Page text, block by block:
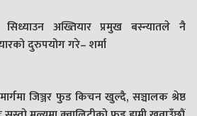
अख्तियार प्रमुख बस्न्यातले नै
दुरुपयोग गरे– शर्मा
जिञ्जर फुड किचन खुल्दै, सञ्चालक श्रेष्ठ